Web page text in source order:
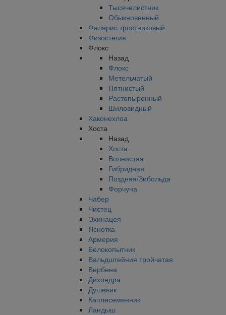
Тысячелистник
Обыкновенный
Фалярис тростниковый
Физостегия
Флокс
Назад
Флокс
Метельчатый
Пятнистый
Растопыренный
Шиловидный
Хаконехлоа
Хоста
Назад
Хоста
Волнистая
Гибридная
Поздняя/Зибольда
Форчуна
Чабер
Чистец
Эхинацея
Яснотка
Армерия
Белокопытник
Вальдштейния тройчатая
Вербена
Дихондра
Душевик
Каплесеменник
Ландыш